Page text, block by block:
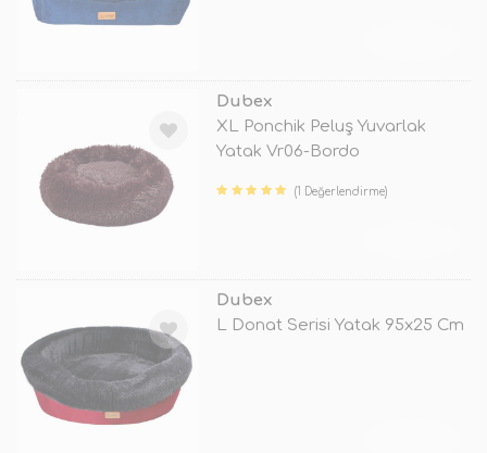
Dubex
XL Ponchik Peluş Yuvarlak
Yatak Vr06-Bordo
(1 Değerlendirme)
Dubex
L Donat Serisi Yatak 95x25 Cm